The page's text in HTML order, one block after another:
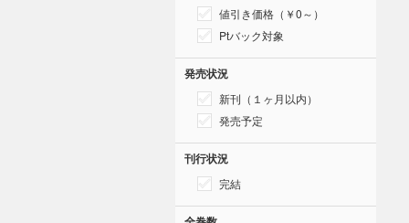
値引き価格（￥0～）
Ptバック対象
発売状況
新刊（１ヶ月以内）
発売予定
刊行状況
完結